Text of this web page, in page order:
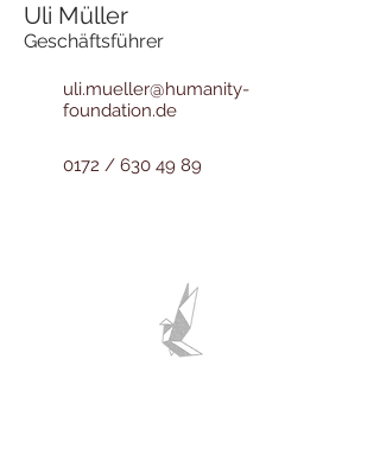
Uli Müller
Geschäftsführer
uli.mueller@humanity-
foundation.de
0172 / 630 49 89